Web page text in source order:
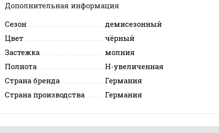
Дополнительная информация
Сезон
демисезонный
Цвет
чёрный
Застежка
молния
Полнота
H-увеличенная
Страна бренда
Германия
Страна производства
Германия